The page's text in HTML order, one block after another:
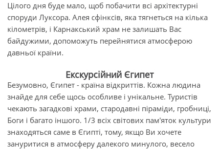
Цілого дня буде мало, щоб побачити всі архітектурні
споруди Луксора. Алея сфінксів, яка тягнеться на кілька
кілометрів, і Карнакський храм не залишать Вас
байдужими, допоможуть перейнятися атмосферою
давньої країни.
Екскурсійний Єгипет
Безумовно, Єгипет - країна відкриттів. Кожна людина
знайде для себе щось особливе і унікальне. Туристів
чекають загадкові храми, стародавні піраміди, гробниці,
Боги і багато іншого. 1/3 всіх світових пам'яток культури
знаходяться саме в Єгипті, тому, якщо Ви хочете
зануритися в атмосферу далекого минулого, весело